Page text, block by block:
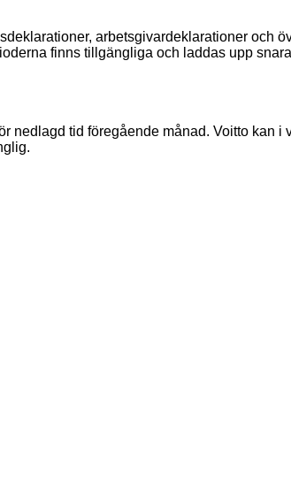
arbetsgivardeklarationer och
finns tillgängliga och laddas upp
nedlagd tid föregående månad. Voitto kan